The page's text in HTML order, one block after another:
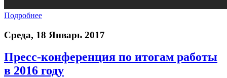
Подробнее
Среда, 18 Январь 2017
Пресс-конференция по итогам работы
в 2016 году